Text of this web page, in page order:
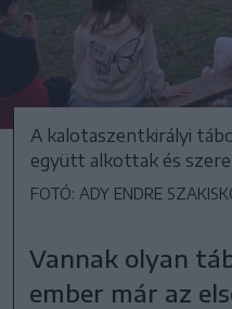
A kalotaszentkirályi
együtt alkottak és
FOTÓ: ADY ENDRE
Vannak olyan
ember már az